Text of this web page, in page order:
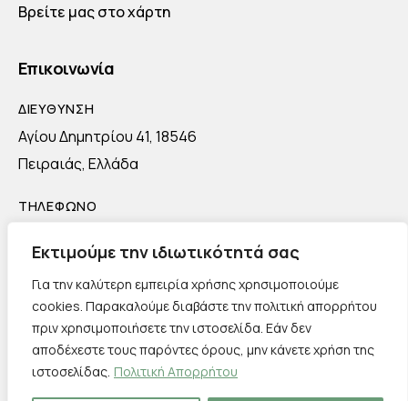
Εκτιμούμε την ιδιωτικότητά σας
Για την καλύτερη εμπειρία χρήσης χρησιμοποιούμε
cookies. Παρακαλούμε διαβάστε την πολιτική απορρήτου
πριν χρησιμοποιήσετε την ιστοσελίδα. Εάν δεν
αποδέχεστε τους παρόντες όρους, μην κάνετε χρήση της
ιστοσελίδας. Πολιτική Απορρήτου
Βρείτε μας στο χάρτη
Επικοινωνία
ΔΙΕΥΘΥΝΣΗ
Αγίου Δημητρίου 41, 18546
Πειραιάς, Ελλάδα
ΤΗΛΕΦΩΝΟ
EMAIL
info@transeco.gr